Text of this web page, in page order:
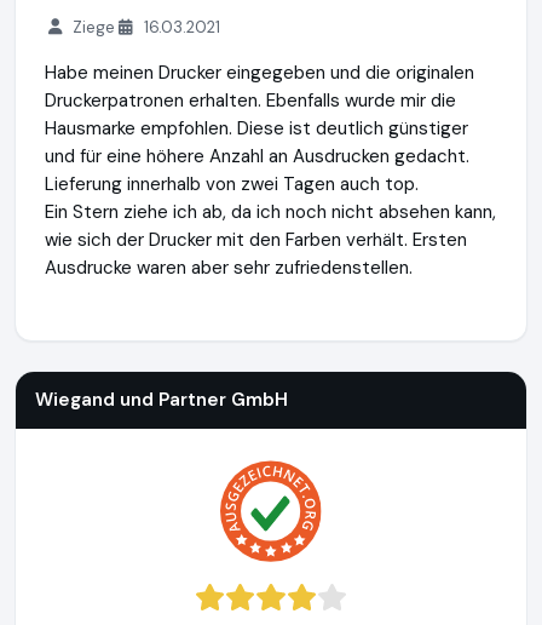
Ziege 16.03.2021
Habe meinen Drucker eingegeben und die originalen
Druckerpatronen erhalten. Ebenfalls wurde mir die
Hausmarke empfohlen. Diese ist deutlich günstiger
und für eine höhere Anzahl an Ausdrucken gedacht.
Lieferung innerhalb von zwei Tagen auch top.
Ein Stern ziehe ich ab, da ich noch nicht absehen kann,
wie sich der Drucker mit den Farben verhält. Ersten
Ausdrucke waren aber sehr zufriedenstellen.
Wiegand und Partner GmbH